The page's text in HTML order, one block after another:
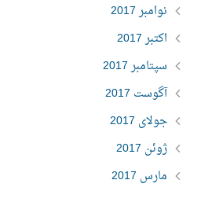
نوامبر 2017
اکتبر 2017
سپتامبر 2017
آگوست 2017
جولای 2017
ژوئن 2017
مارس 2017